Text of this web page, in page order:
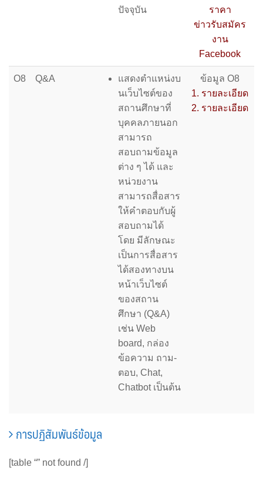
ปัจจุบัน
ราคา
ข่าวรับสมัคร
งาน
Facebook
O8 Q&A
แสดงตําแหน่งบ
นเว็บไซต์ของ
สถานศึกษาที่
บุคคลภายนอก
สามารถ
สอบถามข้อมูล
ต่าง ๆ ได้ และ
หน่วยงาน
สามารถสื่อสาร
ให้คําตอบกับผู้
สอบถามได้
โดย มีลักษณะ
เป็นการสื่อสาร
ได้สองทางบน
หน้าเว็บไซต์
ของสถาน
ศึกษา (Q&A)
เช่น Web
board, กล่อง
ข้อความ ถาม-
ตอบ, Chat,
Chatbot เป็นต้น
ข้อมูล O8
1. รายละเอียด
2. รายละเอียด
การปฏิสัมพันธ์ข้อมูล
[table “” not found /]